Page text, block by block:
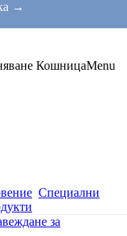
→
КошницаMenu
Специални
за